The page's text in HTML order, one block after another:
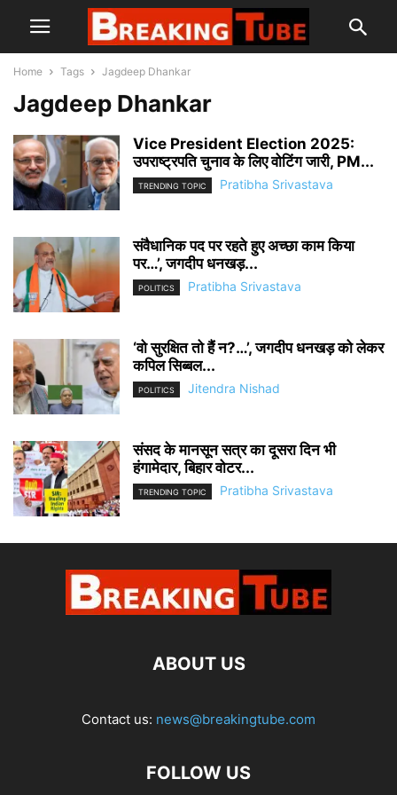
Home Tags Jagdeep Dhankar
Jagdeep Dhankar
Vice President Election 2025:
उपराष्ट्रपति चुनाव के लिए वोटिंग जारी, PM...
TRENDING TOPIC Pratibha Srivastava
संवैधानिक पद पर रहते हुए अच्छा काम किया
पर…’, जगदीप धनखड़...
POLITICS Pratibha Srivastava
‘वो सुरक्षित तो हैं न?…’, जगदीप धनखड़ को लेकर
कपिल सिब्बल...
POLITICS Jitendra Nishad
संसद के मानसून सत्र का दूसरा दिन भी
हंगामेदार, बिहार वोटर...
TRENDING TOPIC Pratibha Srivastava
ABOUT US
Contact us: news@breakingtube.com
FOLLOW US